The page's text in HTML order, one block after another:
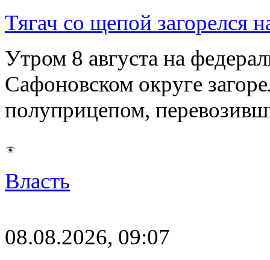
Тягач со щепой загорелся
Утром 8 августа на
Сафоновском округе
полуприцепом,
Власть
08.08.2026, 09:07